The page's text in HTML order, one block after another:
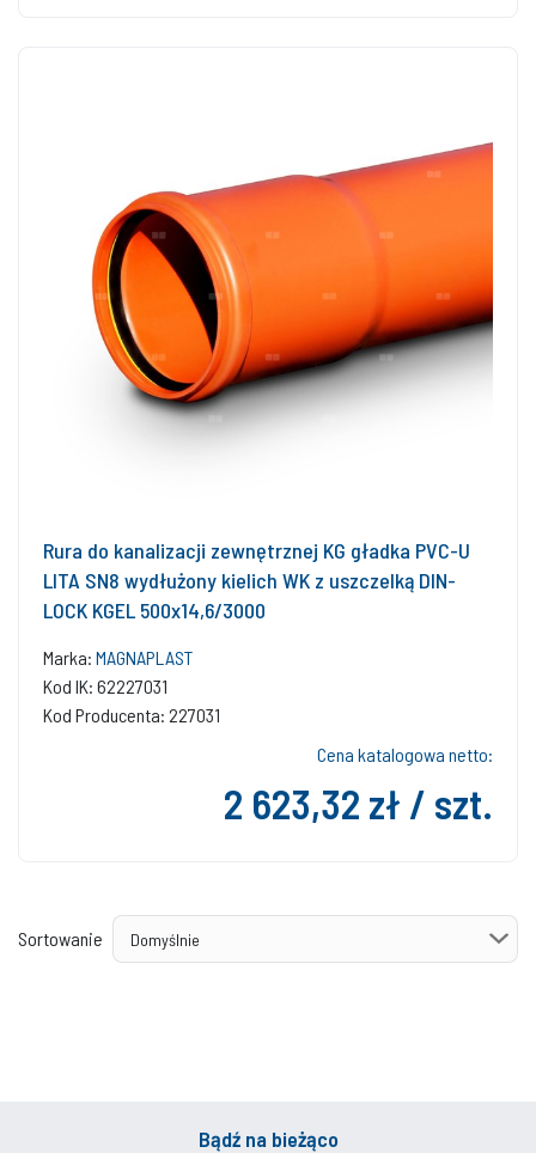
Rura do kanalizacji zewnętrznej KG gładka PVC-U
LITA SN8 wydłużony kielich WK z uszczelką DIN-
LOCK KGEL 500x14,6/3000
Marka: MAGNAPLAST
Kod IK: 62227031
Kod Producenta: 227031
Cena katalogowa netto:
2 623,32 zł / szt.
Sortowanie
Bądź na bieżąco